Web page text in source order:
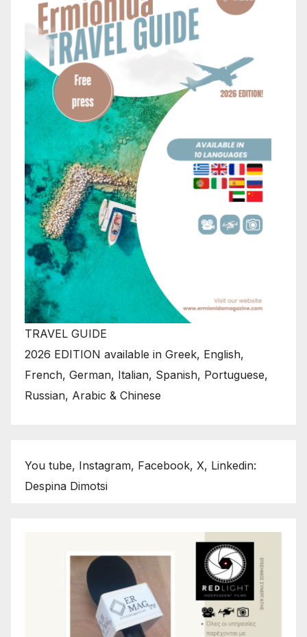
TRAVEL GUIDE
2026 EDITION available in Greek, English,
French, German, Italian, Spanish, Portuguese,
Russian, Arabic & Chinese
You tube, Instagram, Facebook, X, Linkedin:
Despina Dimotsi